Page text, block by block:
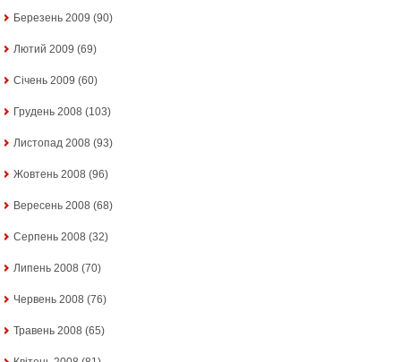
Березень 2009 (90)
Лютий 2009 (69)
Січень 2009 (60)
Грудень 2008 (103)
Листопад 2008 (93)
Жовтень 2008 (96)
Вересень 2008 (68)
Серпень 2008 (32)
Липень 2008 (70)
Червень 2008 (76)
Травень 2008 (65)